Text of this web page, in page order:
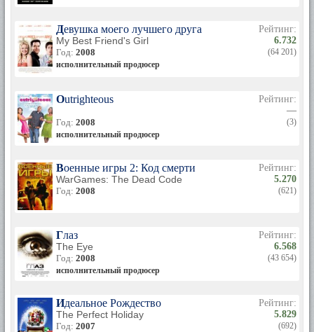
Девушка моего лучшего друга
My Best Friend's Girl
Год: 2008
исполнительный продюсер
Рейтинг:
6.732
(64 201)
Outrighteous
Год: 2008
исполнительный продюсер
Рейтинг:
—
(3)
Военные игры 2: Код смерти
WarGames: The Dead Code
Год: 2008
Рейтинг:
5.270
(621)
Глаз
The Eye
Год: 2008
исполнительный продюсер
Рейтинг:
6.568
(43 654)
Идеальное Рождество
The Perfect Holiday
Год: 2007
Рейтинг:
5.829
(692)